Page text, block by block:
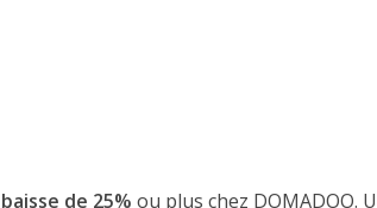
de 25% ou plus chez DOMADOO.